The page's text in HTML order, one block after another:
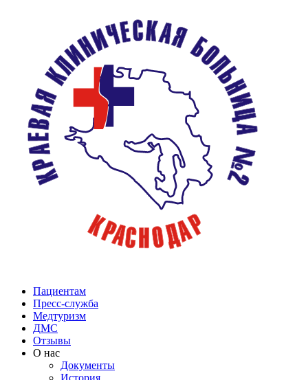
Пациентам
Пресс-служба
Медтуризм
ДМС
Отзывы
О нас
Документы
История